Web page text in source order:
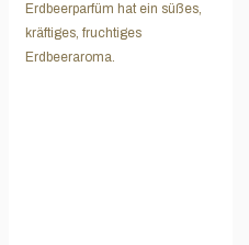
Erdbeerparfüm hat ein süßes,
kräftiges, fruchtiges
Erdbeeraroma.